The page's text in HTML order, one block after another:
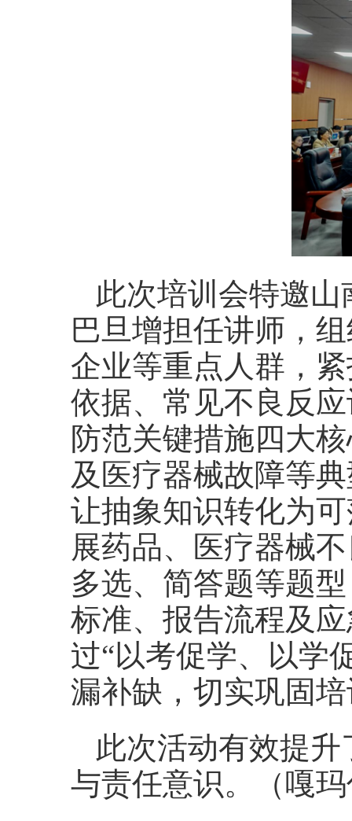
此次培训会特邀
巴旦增担任讲师，
企业等重点人群，
依据、常见不良反
防范关键措施四大
及医疗器械故障等
让抽象知识转化为
展药品、医疗器械
多选、简答题等题
标准、报告流程及
过“以考促学、以学
漏补缺，切实巩固
此次活动有效提
与责任意识。（嘎